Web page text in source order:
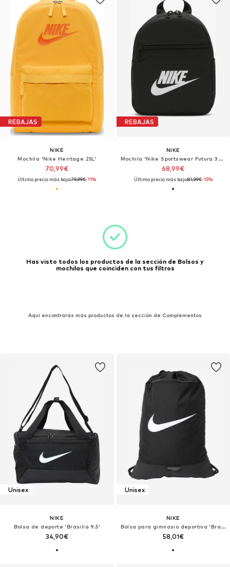
REBAJAS
NIKE
Mochila 'Nike Heritage 25L'
70,99€
Último precio más bajo:79,99€-11%
REBAJAS
NIKE
Mochila 'Nike Sportswear Futura 365 Mini 6L'
68,99€
Último precio más bajo:81,99€-15%
Has visto todos los productos de la sección de Bolsos y
mochilas que coinciden con tus filtros
Aquí encontrarás más productos de la sección de Complementos
Unisex
NIKE
Bolsa de deporte 'Brasilia 9.5'
34,90€
Unisex
NIKE
Bolsa para gimnasio deportiva 'Brasilia'
58,01€